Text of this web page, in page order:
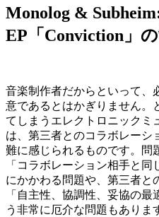
Monolog &
EP「Conviction」
音楽制作者だからといって、
意であるとはかぎりません。
てしまうエレクトロニックミ
は、第三者とのコラボレーシ
難に感じられるものです。問
「コラボレーション相手と
にかかわる問題や、第三者と
「自主性、協調性、妥協の
う非常に厄介な問題もありま